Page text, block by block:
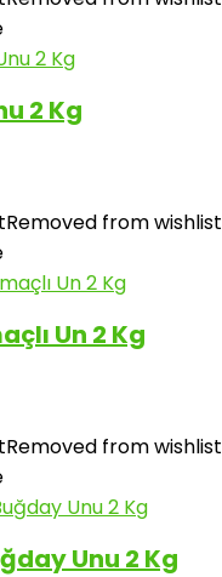
2 Kg
Removed from wishlist
Un 2 Kg
Removed from wishlist
Unu 2 Kg